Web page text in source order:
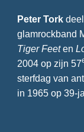
Peter Tork
glamrockband
Tiger Feeten
2004 op zijn 57
sterfdag van
in 1965 op 39-